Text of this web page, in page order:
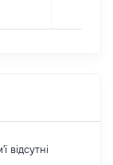
відсутні